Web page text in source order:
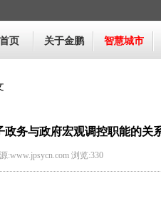
首页 关于金鹏 智慧城市
政务与政府宏观调控职能的关
:www.jpsycn.com 浏览:330